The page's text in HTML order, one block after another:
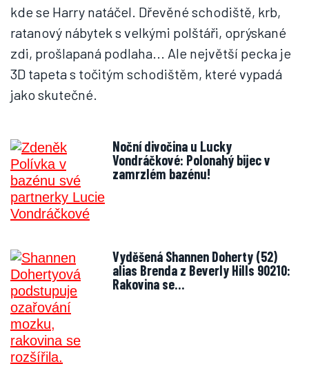
kde se Harry natáčel. Dřevěné schodiště, krb,
ratanový nábytek s velkými polštáři, oprýskané
zdi, prošlapaná podlaha... Ale největší pecka je
3D tapeta s točitým schodištěm, které vypadá
jako skutečné.
Noční divočina u Lucky
Vondráčkové: Polonahý bijec v
zamrzlém bazénu!
Vyděšená Shannen Doherty (52)
alias Brenda z Beverly Hills 90210:
Rakovina se…